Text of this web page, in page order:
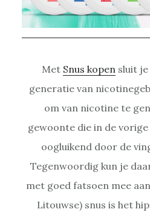
Met Snus kopen sluit je
generatie van
om van nicotine te
gewoonte die in de
oogluikend door de
Tegenwoordig kun je
met goed fatsoen mee
Litouwse) snus is het